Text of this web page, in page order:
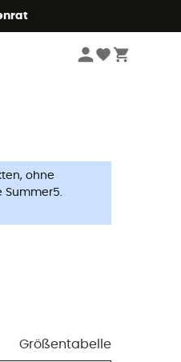
ohne
Summer5.
Größentabelle